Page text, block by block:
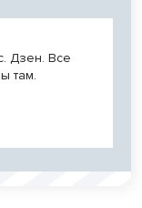
Дзен. Все
там.